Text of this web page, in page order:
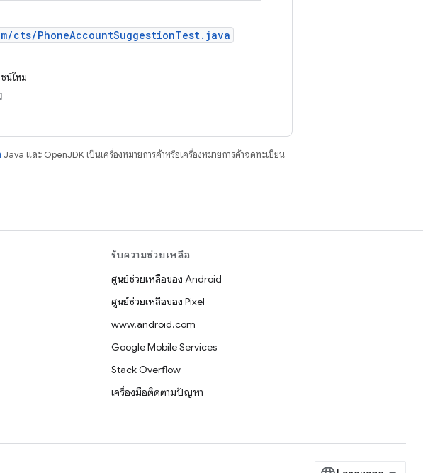
PhoneAccountSuggestionTest.java
น์ไหม
Java และ OpenJDK เป็นเครื่องหมายการค้าหรือเครื่องหมายการค้าจดทะเบียน
รับความช่วยเหลือ
ศูนย์ช่วยเหลือของ Android
ศูนย์ช่วยเหลือของ Pixel
www.android.com
Google Mobile Services
Stack Overflow
เครื่องมือติดตามปัญหา